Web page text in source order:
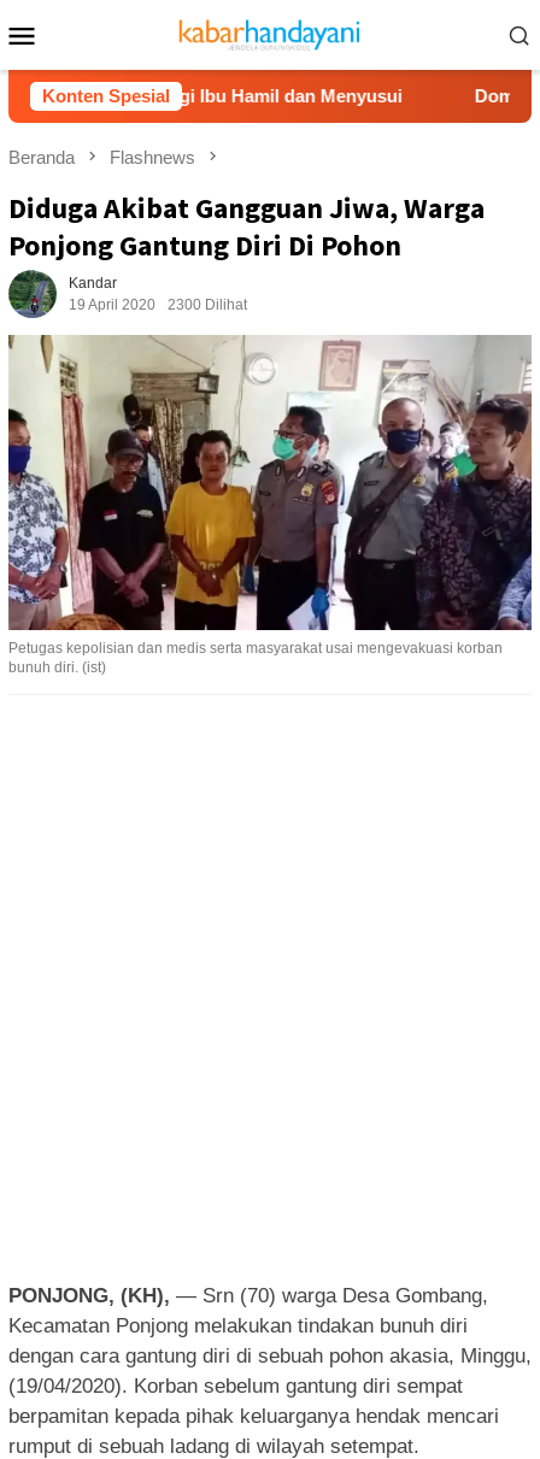
ke
kontenMobile
Konten Spesial
Dampingi Ibu Hamil dan Menyusui Dompet Dhuafa
Beranda Flashnews
Diduga Akibat Gangguan Jiwa, Warga
Ponjong Gantung Diri Di Pohon
Kandar
19 April 2020
2300 Dilihat
Petugas kepolisian dan medis serta masyarakat usai mengevakuasi korban
bunuh diri. (ist)
PONJONG, (KH), — Srn (70) warga Desa Gombang,
Kecamatan Ponjong melakukan tindakan bunuh diri
dengan cara gantung diri di sebuah pohon akasia, Minggu,
(19/04/2020). Korban sebelum gantung diri sempat
berpamitan kepada pihak keluarganya hendak mencari
rumput di sebuah ladang di wilayah setempat.